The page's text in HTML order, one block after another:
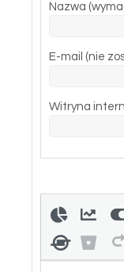
Nazwa
E-mail (nie
Witryna